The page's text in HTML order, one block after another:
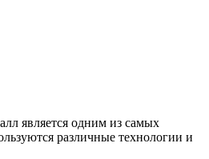
является одним из самых
различные технологии и